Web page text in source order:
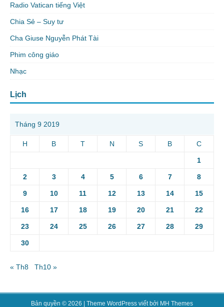
Radio Vatican tiếng Việt
Chia Sẻ – Suy tư
Cha Giuse Nguyễn Phát Tài
Phim công giáo
Nhạc
Lịch
Tháng 9 2019
H B T N S B C
1
2 3 4 5 6 7 8
9 10 11 12 13 14 15
16 17 18 19 20 21 22
23 24 25 26 27 28 29
30
« Th8 Th10 »
Bản quyền © 2026 | Theme WordPress viết bởi MH Themes